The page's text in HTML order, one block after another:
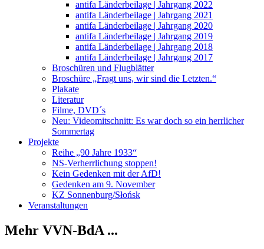
antifa Länderbeilage | Jahrgang 2022
antifa Länderbeilage | Jahrgang 2021
antifa Länderbeilage | Jahrgang 2020
antifa Länderbeilage | Jahrgang 2019
antifa Länderbeilage | Jahrgang 2018
antifa Länderbeilage | Jahrgang 2017
Broschüren und Flugblätter
Broschüre „Fragt uns, wir sind die Letzten.“
Plakate
Literatur
Filme, DVD´s
Neu: Videomitschnitt: Es war doch so ein herrlicher
Sommertag
Projekte
Reihe „90 Jahre 1933“
NS-Verherrlichung stoppen!
Kein Gedenken mit der AfD!
Gedenken am 9. November
KZ Sonnenburg/Słońsk
Veranstaltungen
Mehr VVN-BdA ...